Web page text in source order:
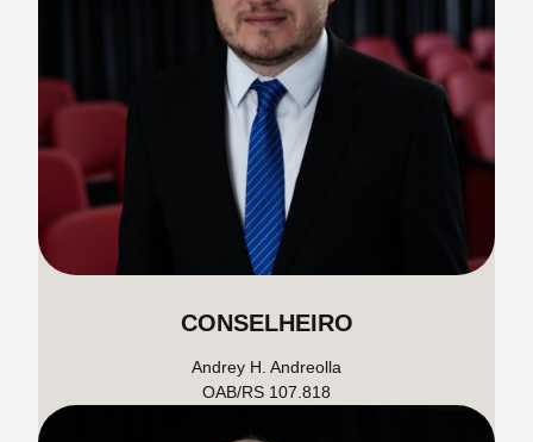
CONSELHEIRO
Andrey H. Andreolla
OAB/RS 107.818